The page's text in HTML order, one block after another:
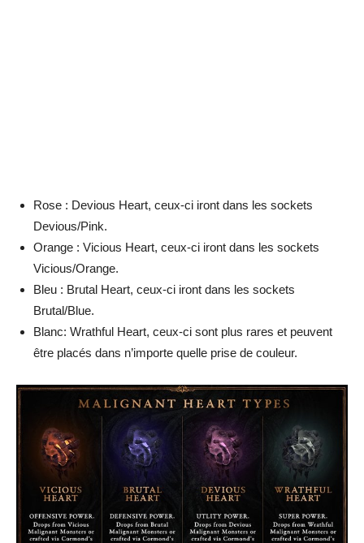
Rose : Devious Heart, ceux-ci iront dans les sockets
Devious/Pink.
Orange : Vicious Heart, ceux-ci iront dans les sockets
Vicious/Orange.
Bleu : Brutal Heart, ceux-ci iront dans les sockets
Brutal/Blue.
Blanc: Wrathful Heart, ceux-ci sont plus rares et peuvent
être placés dans n’importe quelle prise de couleur.